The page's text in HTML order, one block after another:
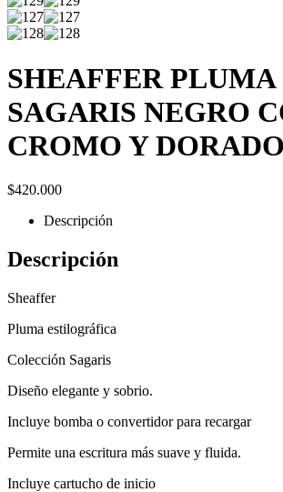
SHEAFFER PLUMA
SAGARIS NEGRO
CROMO Y DORADO
$420.000
Descripción
Descripción
Sheaffer
Pluma estilográfica
Colección Sagaris
Diseño elegante y sobrio.
Incluye bomba o convertidor para recargar
Permite una escritura más suave y fluida.
Incluye cartucho de inicio